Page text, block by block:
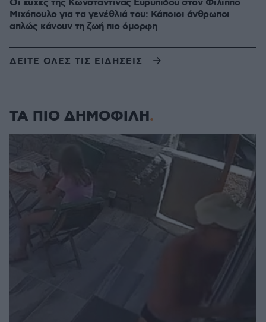
Οι ευχές της Κωνσταντίνας Ευρυπίδου στον Φίλιππο
Μιχόπουλο για τα γενέθλιά του: Κάποιοι άνθρωποι
απλώς κάνουν τη ζωή πιο όμορφη
ΔΕΙΤΕ ΟΛΕΣ ΤΙΣ ΕΙΔΗΣΕΙΣ
ΤΑ ΠΙΟ ΔΗΜΟΦΙΛΗ